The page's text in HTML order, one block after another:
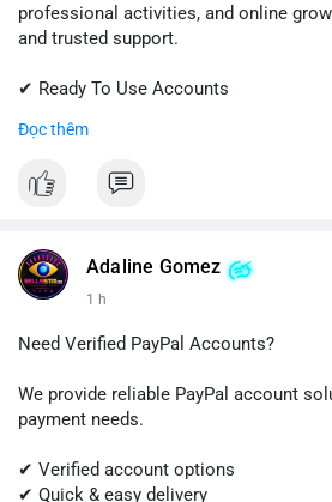
professional activities, and online
and trusted support.
✔ Ready To Use Accounts
✔ Professional Customer Support
📱 WhatsApp: +1 (681) 549-2683
#linkedin #linkedinaccount
#digitalsolutions
Đọc thêm
Adaline Gomez
1 h
Need Verified PayPal Accounts?
We provide reliable PayPal account
payment needs.
✔ Verified account options
✔ Quick & easy delivery